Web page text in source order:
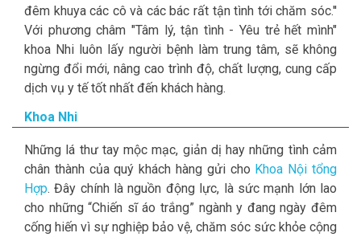
đêm khuya các cô và các bác rất tận tình tới chăm sóc.''
Với phương châm "Tâm lý, tận tình - Yêu trẻ hết mình"
khoa Nhi luôn lấy người bệnh làm trung tâm, sẽ không
ngừng đổi mới, nâng cao trình độ, chất lượng, cung cấp
dịch vụ y tế tốt nhất đến khách hàng.
Khoa Nhi
Những lá thư tay mộc mạc, giản dị hay những tình cảm
chân thành của quý khách hàng gửi cho Khoa Nội tổng
Hợp. Đây chính là nguồn động lực, là sức mạnh lớn lao
cho những “Chiến sĩ áo trắng” ngành y đang ngày đêm
cống hiến vì sự nghiệp bảo vệ, chăm sóc sức khỏe cộng